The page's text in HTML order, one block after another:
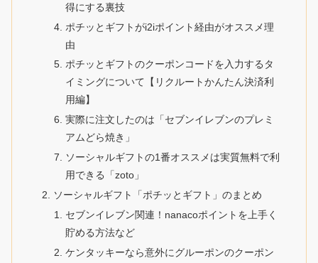
得にする裏技
ポチッとギフトがi2iポイント経由がオススメ理
由
ポチッとギフトのクーポンコードを入力するタ
イミングについて【リクルートかんたん決済利
用編】
実際に注文したのは「セブンイレブンのプレミ
アムどら焼き」
ソーシャルギフトの1番オススメは実質無料で利
用できる「zoto」
ソーシャルギフト「ポチッとギフト」のまとめ
セブンイレブン関連！nanacoポイントを上手く
貯める方法など
ケンタッキーなら意外にグルーポンのクーポン